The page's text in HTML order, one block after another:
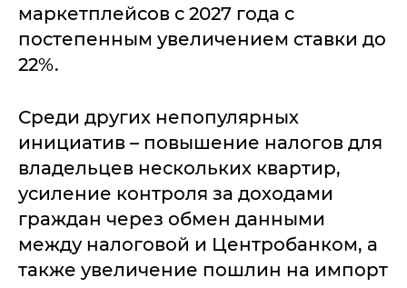
маркетплейсов с 2027 года с
постепенным увеличением ставки до
22%.
Среди других непопулярных
инициатив – повышение налогов для
владельцев нескольких квартир,
усиление контроля за доходами
граждан через обмен данными
между налоговой и Центробанком, а
также увеличение пошлин на импорт